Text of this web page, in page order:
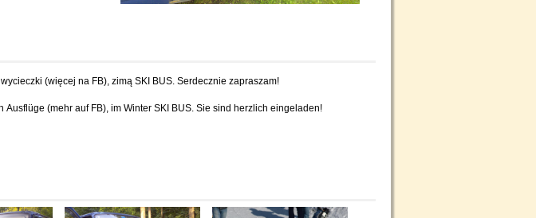
(więcej na FB), zimą SKI BUS. Serdecznie zapraszam!
(mehr auf FB), im Winter SKI BUS. Sie sind herzlich eingeladen!